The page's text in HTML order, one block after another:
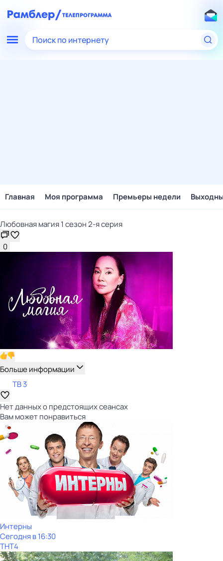
Поиск по интернету
Главная Моя программа Премьеры недели
Любовная магия 1 сезон 2-я серия
0
Больше информации
ТВ 3
Нет данных о предстоящих сеансах
Вам может понравиться
Интерны
Сегодня в 16:30
ТНТ4